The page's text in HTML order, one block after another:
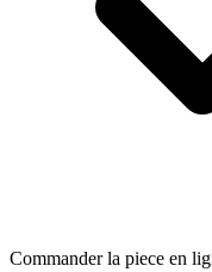
Commander la piece en